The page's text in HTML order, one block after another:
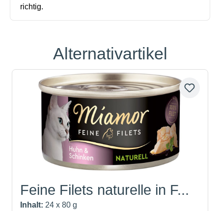
Produktgalerie überspringen
Alternativartikel
Feine Filets naturelle in F...
Inhalt: 24 x 80 g